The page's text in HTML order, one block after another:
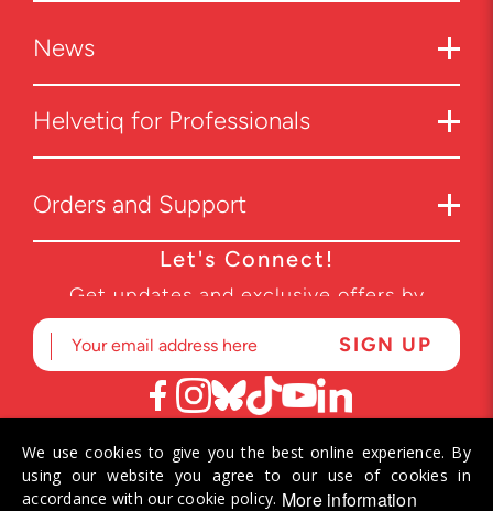
News
Helvetiq for Professionals
Orders and Support
Let's Connect!
Get updates and exclusive offers by
subscribing to our newsletter.
© 2026 Helvetiq SA. All rights reserved.
We use cookies to give you the best online experience. By
using our website you agree to our use of cookies in
accordance with our cookie policy. More information